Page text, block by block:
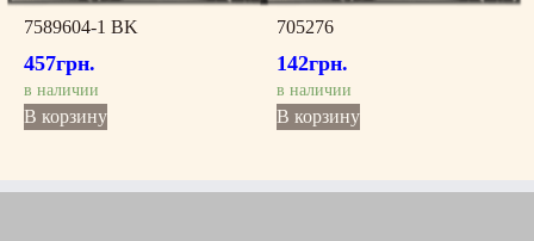
7589604-1 BK
457грн.
в наличии
В корзину
705276
142грн.
в наличии
В корзину